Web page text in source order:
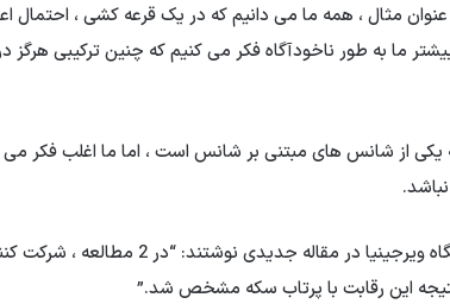
است ، اما بیشتر ما به طور ناخودآگاه فکر می کنیم که چنین ترکیبی هرگز
از شانس های مبتنی بر شانس است ، اما ما اغلب فکر می
رامی فارلر و دانیل گیلبرت از هاروارد و تیموتی ویلسون از دانشگاه ویرجینیا در مقاله جدیدی
این رقابت با پرتاب سکه مشخص شد.”